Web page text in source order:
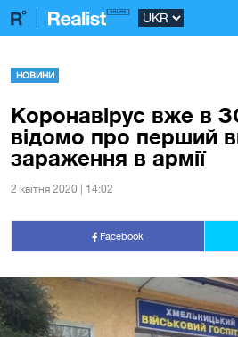
НОВИНИ
Коронавірус вже в
відомо про перший
зараження в армії
2 квiтня 2020 | 14:02
Facebook